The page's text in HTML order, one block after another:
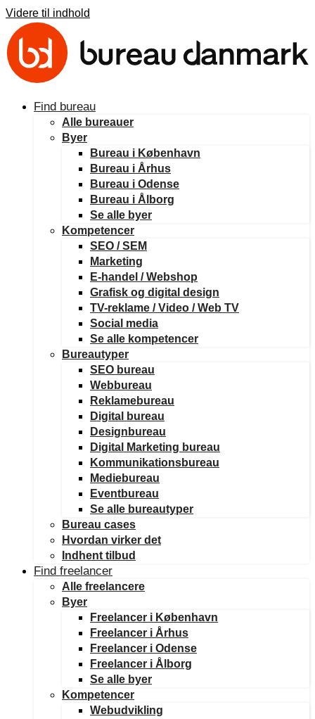
Videre til indhold
Find bureau
Alle bureauer
Byer
Bureau i København
Bureau i Århus
Bureau i Odense
Bureau i Ålborg
Se alle byer
Kompetencer
SEO / SEM
Marketing
E-handel / Webshop
Grafisk og digital design
TV-reklame / Video / Web TV
Social media
Se alle kompetencer
Bureautyper
SEO bureau
Webbureau
Reklamebureau
Digital bureau
Designbureau
Digital Marketing bureau
Kommunikationsbureau
Mediebureau
Eventbureau
Se alle bureautyper
Bureau cases
Hvordan virker det
Indhent tilbud
Find freelancer
Alle freelancere
Byer
Freelancer i København
Freelancer i Århus
Freelancer i Odense
Freelancer i Ålborg
Se alle byer
Kompetencer
Webudvikling